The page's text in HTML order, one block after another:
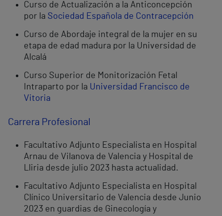
Curso de Actualización a la Anticoncepción
por la Sociedad Española de Contracepción
Curso de Abordaje integral de la mujer en su
etapa de edad madura por la Universidad de
Alcalá
Curso Superior de Monitorización Fetal
Intraparto por la Universidad Francisco de
Vitoria
Carrera Profesional
Facultativo Adjunto Especialista en Hospital
Arnau de Vilanova de Valencia y Hospital de
Lliria desde julio 2023 hasta actualidad.
Facultativo Adjunto Especialista en Hospital
Clínico Universitario de Valencia desde Junio
2023 en guardias de Ginecología y